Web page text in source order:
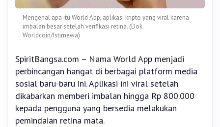
Mengenal apa itu World App, aplikasi kripto yang viral karena
imbalan besar setelah verifikasi retina. (Dok.
Worldcoin/Istimewa)
SpiritBangsa.com – Nama World App menjadi
perbincangan hangat di berbagai platform media
sosial baru-baru ini. Aplikasi ini viral setelah
dikabarkan memberi imbalan hingga Rp 800.000
kepada pengguna yang bersedia melakukan
pemindaian retina mata.